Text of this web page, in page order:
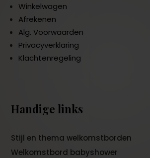
Winkelwagen
Afrekenen
Alg. Voorwaarden
Privacyverklaring
Klachtenregeling
Handige links
Stijl en thema welkomstborden
Welkomstbord babyshower